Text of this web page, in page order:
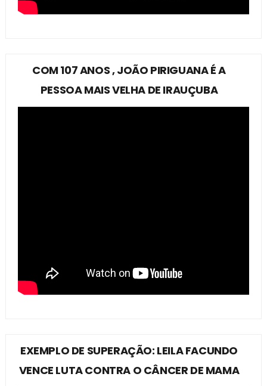
COM 107 ANOS , JOÃO PIRIGUANA É A
PESSOA MAIS VELHA DE IRAUÇUBA
EXEMPLO DE SUPERAÇÃO: LEILA FACUNDO
VENCE LUTA CONTRA O CÂNCER DE MAMA